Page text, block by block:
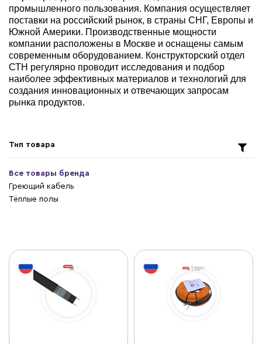
промышленного пользования. Компания осуществляет
поставки на российский рынок, в страны СНГ, Европы и
Южной Америки. Производственные мощности
компании расположены в Москве и оснащены самым
современным оборудованием. Конструкторский отдел
СТН регулярно проводит исследования и подбор
наиболее эффективных материалов и технологий для
создания инновационных и отвечающих запросам
рынка продуктов.
Тип товара
Все товары бренда
Греющий кабель
Тёплые полы